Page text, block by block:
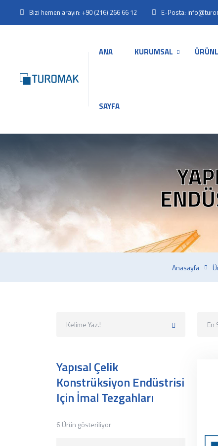
Bizi hemen arayın: +90 (216) 266 66 12 E-Posta:
ANA
SAYFA
KURUMSAL
Anasayfa
Yapısal Çelik
Konstrüksiyon Endüstrisi
Için İmal Tezgahları
6 Ürün gösteriliyor
En